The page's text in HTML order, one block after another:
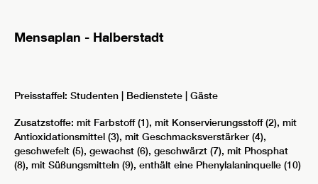
Mensaplan - Halberstadt
Preisstaffel: Studenten | Bedienstete | Gäste
Zusatzstoffe: mit Farbstoff (1), mit Konservierungsstoff (2), mit
Antioxidationsmittel (3), mit Geschmacksverstärker (4),
geschwefelt (5), gewachst (6), geschwärzt (7), mit Phosphat
(8), mit Süßungsmitteln (9), enthält eine Phenylalaninquelle (10)